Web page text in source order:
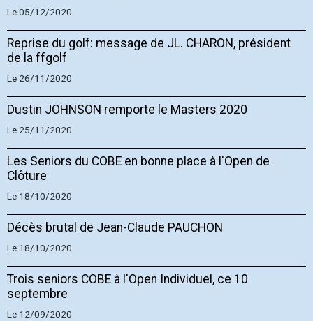
Le 05/12/2020
Reprise du golf: message de JL. CHARON, président
de la ffgolf
Le 26/11/2020
Dustin JOHNSON remporte le Masters 2020
Le 25/11/2020
Les Seniors du COBE en bonne place à l'Open de
Clôture
Le 18/10/2020
Décès brutal de Jean-Claude PAUCHON
Le 18/10/2020
Trois seniors COBE à l'Open Individuel, ce 10
septembre
Le 12/09/2020